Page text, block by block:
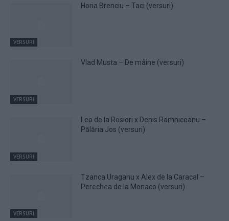
VERSURI
Horia Brenciu – Taci (versuri)
VERSURI
Vlad Musta – De mâine (versuri)
VERSURI
Leo de la Rosiori x Denis Ramniceanu –
Pălăria Jos (versuri)
VERSURI
Tzanca Uraganu x Alex de la Caracal –
Perechea de la Monaco (versuri)